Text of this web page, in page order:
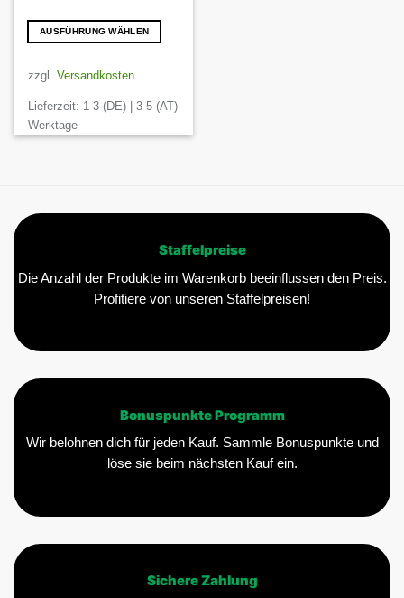
AUSFÜHRUNG WÄHLEN
Produkt
mehrere
Varianten
auf.
auf
werden
zzgl. Versandkosten
Lieferzeit: 1-3 (DE) | 3-5 (AT)
Werktage
Staffelpreise
Die Anzahl der Produkte im Warenkorb beeinflussen den Preis.
Profitiere von unseren Staffelpreisen!
Bonuspunkte Programm
Wir belohnen dich für jeden Kauf. Sammle Bonuspunkte und
löse sie beim nächsten Kauf ein.
Sichere Zahlung